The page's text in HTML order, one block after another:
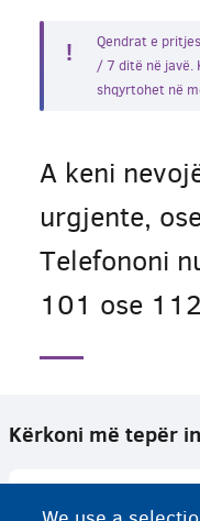
Qendrat e
/ 7 ditë në javë.
shqyrtohet në
A keni
urgjente,
Telefononi
101 ose
Kërkoni më tepër
Linja belge për